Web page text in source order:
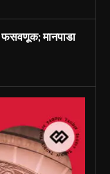
फसवणूक; मानपाडा